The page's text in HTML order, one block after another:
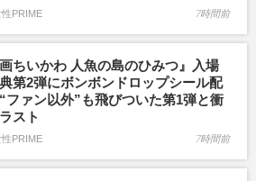
PRIME 7時間前
画ちいかわ 人魚の島のひみつ』入場
第2弾にボンボンドロップシール配
ファン以外”も飛びついた第1弾と衝
スト
PRIME 7時間前